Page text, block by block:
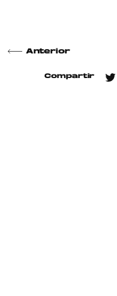
Anterior
Compartir